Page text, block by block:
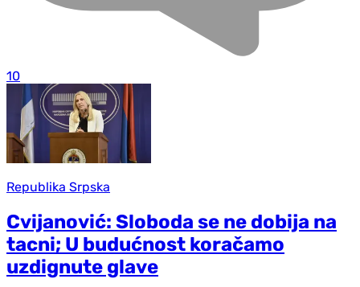
10
Republika Srpska
Cvijanović: Sloboda se ne dobija na
tacni; U budućnost koračamo
uzdignute glave